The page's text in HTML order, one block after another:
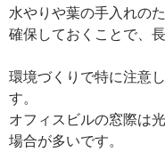
水やりや葉の手入れの
確保しておくことで、
環境づくりで特に注意
す。
オフィスビルの窓際は
場合が多いです。